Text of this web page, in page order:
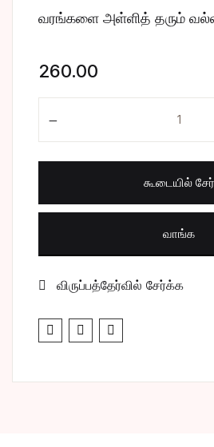
வரங்களை அள்ளித் தரும்
260.00
கூடையில் சேர்
வாங்க
விருப்பத்தேர்வில் சேர்க்க